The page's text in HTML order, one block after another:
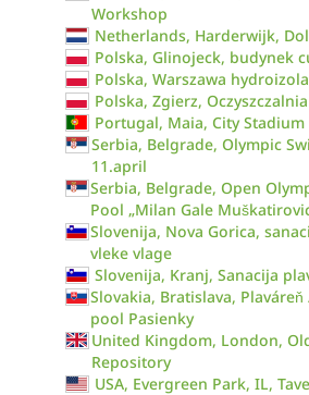
Workshop
Netherlands, Harderwijk,
Polska, Glinojeck, budynek
Polska, Warszawa
Polska, Zgierz,
Portugal, Maia, City Stadium
Serbia, Belgrade, Olympic
11.april
Serbia, Belgrade, Open
Pool „Milan Gale
Slovenija, Nova Gorica,
vleke vlage
Slovenija, Kranj, Sanacija
Slovakia, Bratislava,
pool Pasienky
United Kingdom, London,
Repository
USA, Evergreen Park, IL,